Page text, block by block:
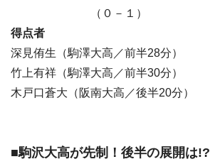
（０－１）
得点者
深見侑生（駒澤大高／前半28分）
竹上有祥（駒澤大高／前半30分）
木戸口蒼大（阪南大高／後半20分）
■駒沢大高が先制！後半の展開は!?